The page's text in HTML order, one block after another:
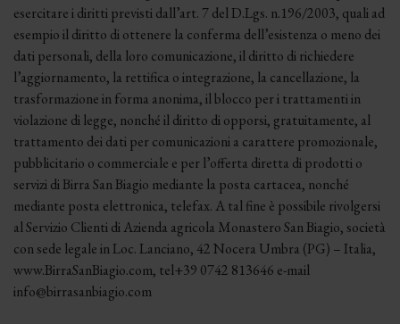
esercitare i diritti previsti dall’art. 7 del D.Lgs. n.196/2003, quali ad
esempio il diritto di ottenere la conferma dell’esistenza o meno dei
dati personali, della loro comunicazione, il diritto di richiedere
l’aggiornamento, la rettifica o integrazione, la cancellazione, la
trasformazione in forma anonima, il blocco per i trattamenti in
violazione di legge, nonché il diritto di opporsi, gratuitamente, al
trattamento dei dati per comunicazioni a carattere promozionale,
pubblicitario o commerciale e per l’offerta diretta di prodotti o
servizi di Birra San Biagio mediante la posta cartacea, nonché
mediante posta elettronica, telefax. A tal fine è possibile rivolgersi
al Servizio Clienti di Azienda agricola Monastero San Biagio, società
con sede legale in Loc. Lanciano, 42 Nocera Umbra (PG) – Italia,
www.BirraSanBiagio.com, tel+39 0742 813646 e-mail
info@birrasanbiagio.com